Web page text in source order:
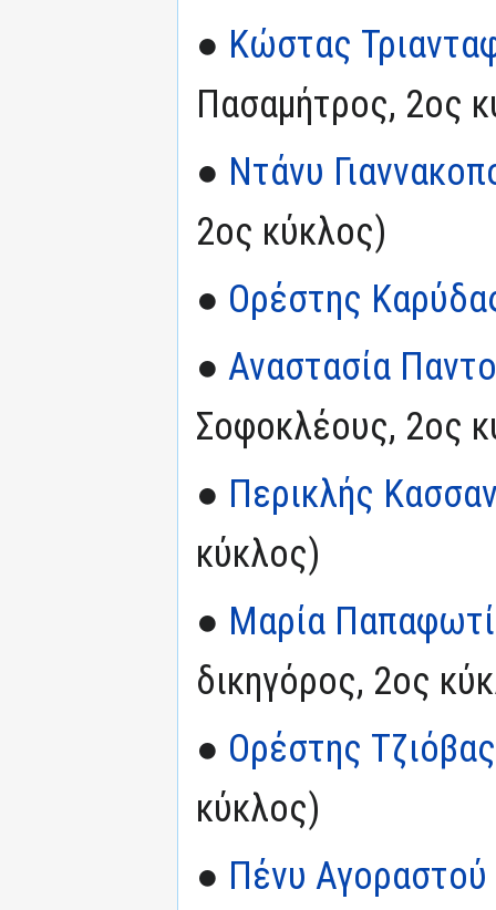
● Κώστας
Πασαμήτρος, 2ος
● Ντάνυ
2ος κύκλος)
● Ορέστης
● Αναστασία
Σοφοκλέους, 2ος
● Περικλής
κύκλος)
● Μαρία
δικηγόρος, 2ος
● Ορέστης Τζιόβας
κύκλος)
● Πένυ Αγοραστού